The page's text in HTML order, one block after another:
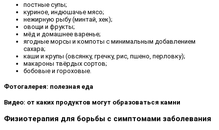
постные супы;
куриное, индюшачье мясо;
нежирную рыбу (минтай, хек);
овощи и фрукты;
мёд и домашнее варенье;
ягодные морсы и компоты с минимальным добавлением
сахара;
каши и крупы (овсянку, гречку, рис, пшено, перловку);
макароны твёрдых сортов;
бобовые и гороховые.
Фотогалерея: полезная еда
Видео: от каких продуктов могут образоваться камни
Физиотерапия для борьбы с симптомами заболевания